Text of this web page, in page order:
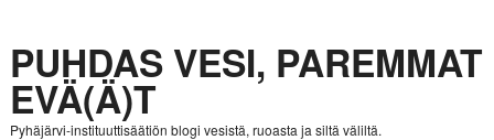
PUHDAS VESI, PAREMMAT
EVÄ(Ä)T
Pyhäjärvi-instituuttisäätiön blogi vesistä, ruoasta ja siltä väliltä.